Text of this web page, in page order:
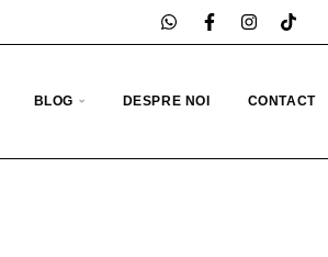
BLOG DESPRE NOI CONTACT